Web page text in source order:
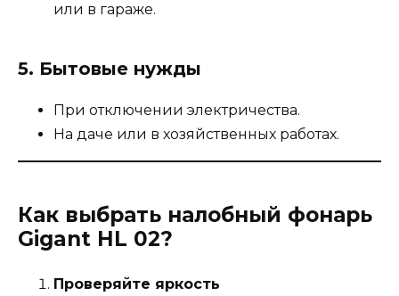
или в гараже.
5. Бытовые нужды
При отключении электричества.
На даче или в хозяйственных работах.
Как выбрать налобный фонарь
Gigant HL 02?
Проверяйте яркость